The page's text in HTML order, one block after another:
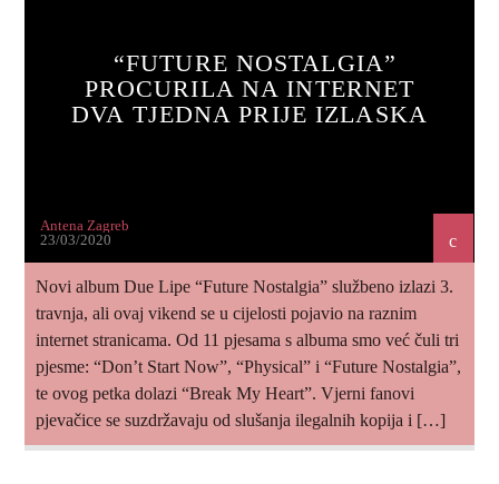
“FUTURE NOSTALGIA”
PROCURILA NA INTERNET
DVA TJEDNA PRIJE IZLASKA
Antena Zagreb
23/03/2020
Novi album Due Lipe “Future Nostalgia” službeno izlazi 3.
travnja, ali ovaj vikend se u cijelosti pojavio na raznim
internet stranicama. Od 11 pjesama s albuma smo već čuli tri
pjesme: “Don’t Start Now”, “Physical” i “Future Nostalgia”,
te ovog petka dolazi “Break My Heart”. Vjerni fanovi
pjevačice se suzdržavaju od slušanja ilegalnih kopija i […]